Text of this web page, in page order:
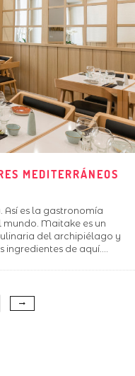
MEDITERRÁNEOS
Así es la gastronomía
mundo. Maitake es un
del archipiélago y
ingredientes de aquí.